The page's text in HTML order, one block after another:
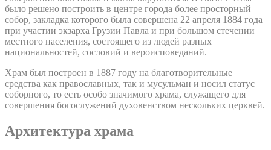
было решено построить в центре города более просторный
собор, закладка которого была совершена 22 апреля 1884 года
при участии экзарха Грузии Павла и при большом стечении
местного населения, состоящего из людей разных
национальностей, сословий и вероисповеданий.
Храм был построен в 1887 году на благотворительные
средства как православных, так и мусульман и носил статус
соборного, то есть особо значимого храма, служащего для
совершения богослужений духовенством нескольких церквей.
Архитектура храма